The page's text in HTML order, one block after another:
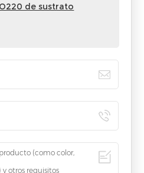
de sustrato